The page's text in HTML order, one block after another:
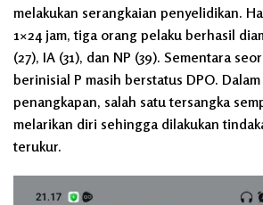
melakukan serangkaian penyelidikan.
1×24 jam, tiga orang pelaku berhasil
(27), IA (31), dan NP (39). Sementara
berinisial P masih berstatus DPO.
penangkapan, salah satu tersangka
melarikan diri sehingga dilakukan
terukur.